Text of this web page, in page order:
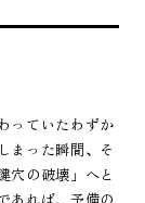
っていたわずか
まった瞬間、そ
穴の破壊」へと
あれば、予備の